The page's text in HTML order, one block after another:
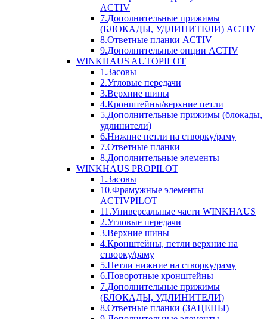
ACTIV
7.Дополнительные прижимы
(БЛОКАДЫ, УДЛИНИТЕЛИ) ACTIV
8.Ответные планки ACTIV
9.Дополнительные опции ACTIV
WINKHAUS AUTOPILOT
1.Засовы
2.Угловые передачи
3.Верхние шины
4.Кронштейны/верхние петли
5.Дополнительные прижимы (блокады,
удлинители)
6.Нижние петли на створку/раму
7.Ответные планки
8.Дополнительные элементы
WINKHAUS PROPILOT
1.Засовы
10.Фрамужные элементы
ACTIVPILOT
11.Универсальные части WINKHAUS
2.Угловые передачи
3.Верхние шины
4.Кронштейны, петли верхние на
створку/раму
5.Петли нижние на створку/раму
6.Поворотные кронштейны
7.Дополнительные прижимы
(БЛОКАДЫ, УДЛИНИТЕЛИ)
8.Ответные планки (ЗАЦЕПЫ)